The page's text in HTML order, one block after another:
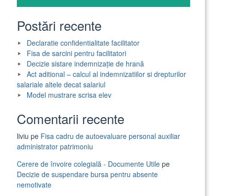
Postări recente
Declaratie confidentialitate facilitator
Fisa de sarcini pentru facilitatori
Decizie sistare indemnizație de hrană
Act aditional – calcul al indemnizatiilor si drepturilor
salariale altele decat salariul
Model mustrare scrisa elev
Comentarii recente
liviu pe Fisa cadru de autoevaluare personal auxiliar
administrator patrimoniu
Cerere de învoire colegială - Documente Utile pe
Decizie de suspendare bursa pentru absente
nemotivate